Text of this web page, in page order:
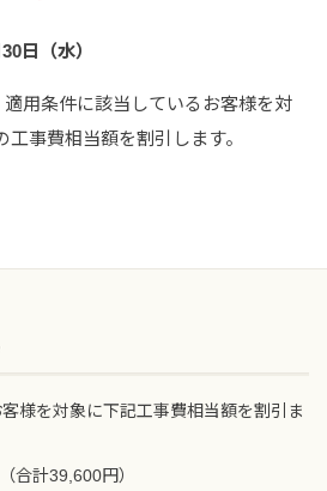
日（水）
用条件に該当しているお客様を対
事費相当額を割引します。
様を対象に下記工事費相当額を割引ま
合計39,600円）